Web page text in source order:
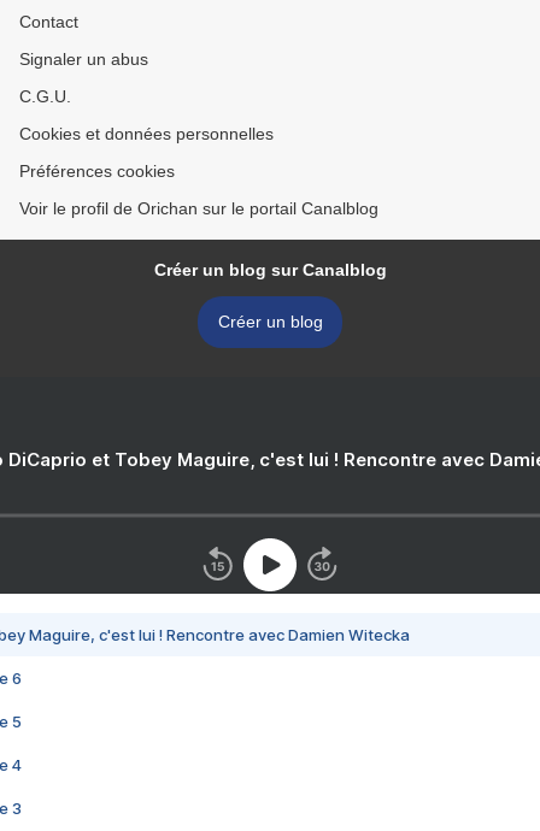
Contact
Signaler un abus
C.G.U.
Cookies et données personnelles
Préférences cookies
Voir le profil de Orichan sur le portail Canalblog
Créer un blog sur Canalblog
Créer un blog
DiCaprio et Tobey Maguire, c'est lui ! Rencontre avec
Maguire, c'est lui ! Rencontre avec Damien Witecka
6
5
4
3